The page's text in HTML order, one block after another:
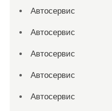
Автосервис
Автосервис
Автосервис
Автосервис
Автосервис